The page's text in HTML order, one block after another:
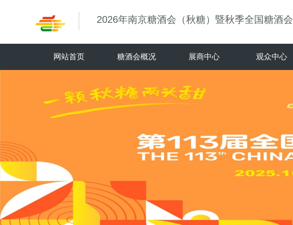
2026年南京糖酒会（秋糖）暨秋季全国糖酒会
网站首页 糖酒会概况 展商中心 观众中心